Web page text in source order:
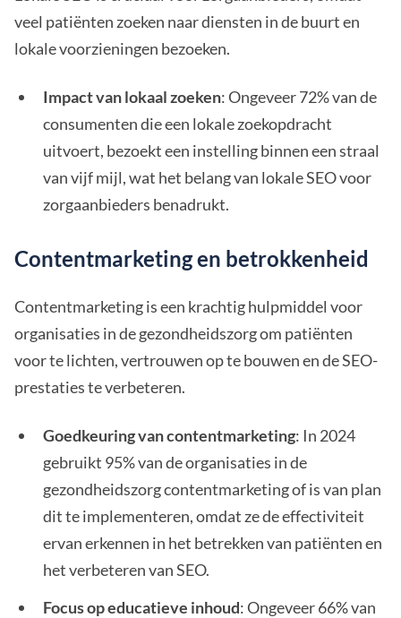
veel patiënten zoeken naar diensten in de buurt en
lokale voorzieningen bezoeken.
Impact van lokaal zoeken: Ongeveer 72% van de
consumenten die een lokale zoekopdracht
uitvoert, bezoekt een instelling binnen een straal
van vijf mijl, wat het belang van lokale SEO voor
zorgaanbieders benadrukt.
Contentmarketing en betrokkenheid
Contentmarketing is een krachtig hulpmiddel voor
organisaties in de gezondheidszorg om patiënten
voor te lichten, vertrouwen op te bouwen en de SEO-
prestaties te verbeteren.
Goedkeuring van contentmarketing: In 2024
gebruikt 95% van de organisaties in de
gezondheidszorg contentmarketing of is van plan
dit te implementeren, omdat ze de effectiviteit
ervan erkennen in het betrekken van patiënten en
het verbeteren van SEO.
Focus op educatieve inhoud: Ongeveer 66% van